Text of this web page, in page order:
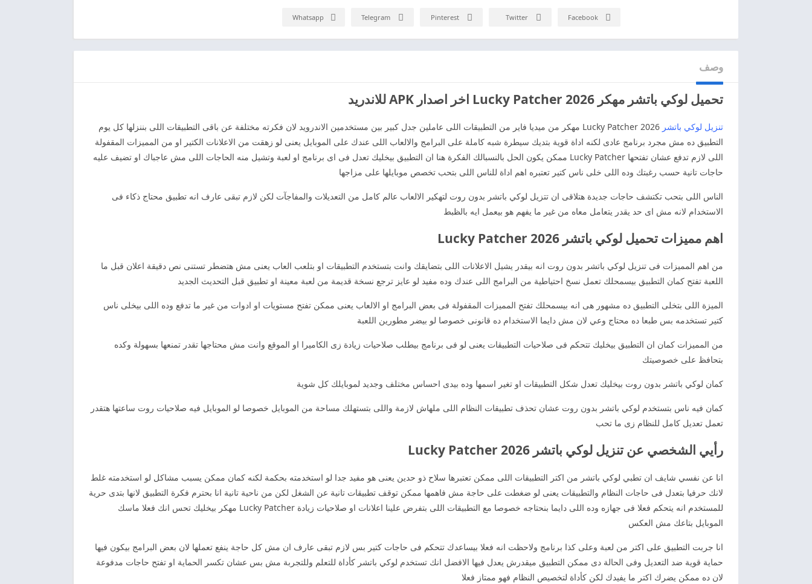
Facebook
Twitter
Pinterest
Telegram
Whatsapp
وصف
تحميل لوكي باتشر مهكر 2026 Lucky Patcher اخر اصدار APK للاندريد
تنزيل لوكي باتشر
2026 Lucky Patcher مهكر من ميديا فاير من التطبيقات اللى عاملين جدل كبير بين مستخدمين الاندرويد لان فكرته مختلفة عن باقى التطبيقات اللى بننزلها كل يوم
التطبيق ده مش مجرد برنامج عادى لكنه اداة قوية بتديك سيطرة شبه كاملة على البرامج والالعاب اللى عندك على الموبايل يعنى لو زهقت من الاعلانات الكتير او من المميزات المقفولة
اللى لازم تدفع عشان تفتحها Lucky Patcher ممكن يكون الحل بالنسبالك الفكرة هنا ان التطبيق بيخليك تعدل فى اى برنامج او لعبة وتشيل منه الحاجات اللى مش عاجباك او تضيف عليه
حاجات تانية حسب رغبتك وده اللى خلى ناس كتير تعتبره اهم اداة للناس اللى بتحب تخصص موبايلها على مزاجها
الناس اللى بتحب تكتشف حاجات جديدة هتلاقى ان تتزيل لوكي باتشر بدون روت لتهكير الالعاب عالم كامل من التعديلات والمفاجآت لكن لازم تبقى عارف انه تطبيق محتاج ذكاء فى
الاستخدام لانه مش اى حد يقدر يتعامل معاه من غير ما يفهم هو بيعمل ايه بالظبط
اهم مميزات تحميل لوكي باتشر 2026 Lucky Patcher
من اهم المميزات فى تنزيل لوكي باتشر بدون روت انه بيقدر يشيل الاعلانات اللى بتضايقك وانت بتستخدم التطبيقات او بتلعب العاب يعنى مش هتضطر تستنى نص دقيقة اعلان قبل ما
اللعبة تفتح كمان التطبيق بيسمحلك تعمل نسخ احتياطية من البرامج اللى عندك وده مفيد لو عايز ترجع نسخة قديمة من لعبة معينة او تطبيق قبل التحديث الجديد
الميزة اللى بتخلى التطبيق ده مشهور هى انه بيسمحلك تفتح المميزات المقفولة فى بعض البرامج او الالعاب يعنى ممكن تفتح مستويات او ادوات من غير ما تدفع وده اللى بيخلى ناس
كتير تستخدمه بس طبعا ده محتاج وعي لان مش دايما الاستخدام ده قانونى خصوصا لو بيضر مطورين اللعبة
من المميزات كمان ان التطبيق بيخليك تتحكم فى صلاحيات التطبيقات يعنى لو فى برنامج بيطلب صلاحيات زيادة زى الكاميرا او الموقع وانت مش محتاجها تقدر تمنعها بسهولة وكده
بتحافظ على خصوصيتك
كمان لوكي باتشر بدون روت بيخليك تعدل شكل التطبيقات او تغير اسمها وده بيدى احساس مختلف وجديد لموبايلك كل شوية
كمان فيه ناس بتستخدم لوكي باتشر بدون روت عشان تحذف تطبيقات النظام اللى ملهاش لازمة واللى بتستهلك مساحة من الموبايل خصوصا لو الموبايل فيه صلاحيات روت ساعتها هتقدر
تعمل تعديل كامل للنظام زى ما تحب
رأيي الشخصي عن تنزيل لوكي باتشر 2026 Lucky Patcher
انا عن نفسي شايف ان تطبي لوكي باتشر من اكتر التطبيقات اللى ممكن تعتبرها سلاح ذو حدين يعنى هو مفيد جدا لو استخدمته بحكمة لكنه كمان ممكن يسبب مشاكل لو استخدمته غلط
لانك حرفيا بتعدل فى حاجات النظام والتطبيقات يعنى لو ضغطت على حاجة مش فاهمها ممكن توقف تطبيقات تانية عن الشغل لكن من ناحية تانية انا بحترم فكرة التطبيق لانها بتدى حرية
للمستخدم انه يتحكم فعلا فى جهازه وده اللى دايما بنحتاجه خصوصا مع التطبيقات اللى بتفرض علينا اعلانات او صلاحيات زيادة Lucky Patcher مهكر بيخليك تحس انك فعلا ماسك
الموبايل بتاعك مش العكس
انا جربت التطبيق على اكتر من لعبة وعلى كذا برنامج ولاحظت انه فعلا بيساعدك تتحكم فى حاجات كتير بس لازم تبقى عارف ان مش كل حاجة ينفع تعملها لان بعض البرامج بيكون فيها
حماية قوية ضد التعديل وفى الحالة دى ممكن التطبيق ميقدرش يعدل فيها الافضل انك تستخدم لوكي باتشر كأداة للتعلم وللتجربة مش بس عشان تكسر الحماية او تفتح حاجات مدفوعة
لان ده ممكن يضرك اكتر ما يفيدك لكن كأداة لتخصيص النظام فهو ممتاز فعلا